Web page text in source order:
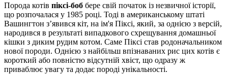
Порода котів піксі-боб бере свій початок із незвичної історії,
що розпочалася у 1985 році. Тоді в американському штаті
Вашингтон з’явився кіт, на ім'я Піксі, який, за однією з версій,
народився в результаті випадкового схрещування домашньої
кішки з диким рудим котом. Саме Піксі став родоначальником
нової породи. Однією з найбільш впізнаваних рис цих котів є
короткий або повністю відсутній хвіст, що одразу ж
приваблює увагу та додає породі унікальності.